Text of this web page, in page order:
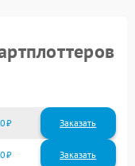
0 Заказать
0 Заказать